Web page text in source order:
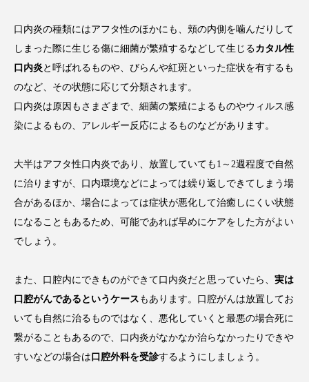
口内炎の種類にはアフタ性のほかにも、頬の内側を噛んだりして
しまった際に生じる傷に細菌が繁殖するなどして生じるカタル性
口内炎と呼ばれるものや、びらんや紅斑といった症状を有するも
のなど、その状態に応じて分類されます。
口内炎は原因もさまざまで、細菌の繁殖によるものやウィルス感
染によるもの、アレルギー反応によるものなどがあります。
大半はアフタ性口内炎であり、放置していても1～2週程度で自然
に治りますが、口内環境などによっては繰り返しできてしまう場
合があるほか、場合によっては症状が悪化して治癒しにくい状態
になることもあるため、可能であれば早めにケアをした方がよい
でしょう。
また、口腔内にできものができて口内炎だと思っていたら、 実は
口腔がんであるというケース もあります。口腔がんは放置してお
いても自然に治るものではなく、悪化していくと最悪の場合死に
繋がることもあるので、口内炎がなかなか治らなかったりできや
すいなどの場合は 口腔外科を受診するようにしましょう。